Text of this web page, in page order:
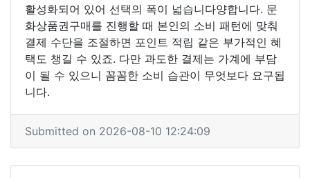
활성화되어 있어 선택의 폭이 넓습니다양합니다. 문
화상품권구매를 진행할 때 본인의 소비 패턴에 맞춰
결제 수단을 조절하면 포인트 적립 같은 부가적인 혜
택도 챙길 수 있죠. 다만 과도한 결제는 가계에 부담
이 될 수 있으니 꼼꼼한 소비 습관이 무엇보다 요구됩
니다.
Submitted on 2026-08-10 12:24:09